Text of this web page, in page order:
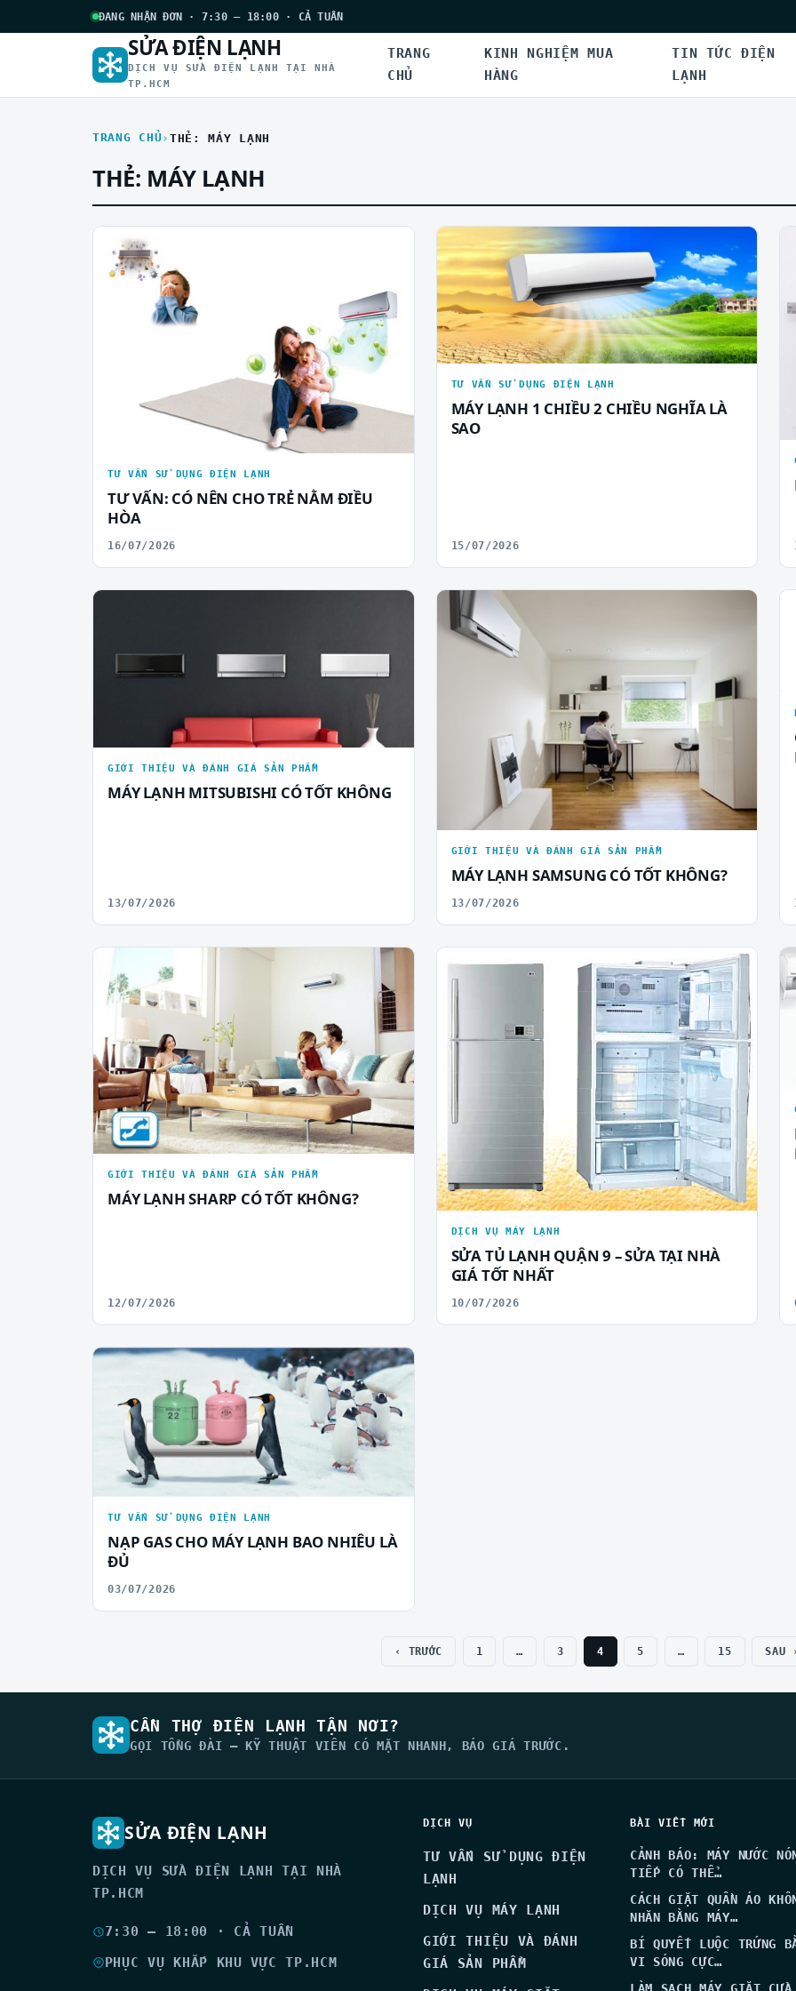
ĐANG NHẬN ĐƠN · 7:30 – 18:00 · CẢ TUẦN
SỬA ĐIỆN LẠNH
DỊCH VỤ SỬA ĐIỆN LẠNH TẠI NHÀ
TP.HCM
TRANG
CHỦ
KINH NGHIỆM MUA
HÀNG
TIN TỨC ĐIỆN
LẠNH
TRANG CHỦ THẺ: MÁY LẠNH
THẺ: MÁY LẠNH
TƯ VẤN SỬ DỤNG ĐIỆN LẠNH
TƯ VẤN: CÓ NÊN CHO TRẺ NẰM ĐIỀU
HÒA
16/07/2026
TƯ VẤN SỬ DỤNG ĐIỆN LẠNH
MÁY LẠNH 1 CHIỀU 2 CHIỀU NGHĨA LÀ
SAO
15/07/2026
GIỚI THIỆU VÀ ĐÁNH GIÁ SẢN PHẨM
MÁY LẠNH MITSUBISHI CÓ TỐT KHÔNG
13/07/2026
GIỚI THIỆU VÀ ĐÁNH GIÁ SẢN PHẨM
MÁY LẠNH SAMSUNG CÓ TỐT KHÔNG?
13/07/2026
GIỚI THIỆU VÀ ĐÁNH GIÁ SẢN PHẨM
MÁY LẠNH SHARP CÓ TỐT KHÔNG?
12/07/2026
DỊCH VỤ MÁY LẠNH
SỬA TỦ LẠNH QUẬN 9 – SỬA TẠI NHÀ
GIÁ TỐT NHẤT
10/07/2026
TƯ VẤN SỬ DỤNG ĐIỆN LẠNH
NẠP GAS CHO MÁY LẠNH BAO NHIÊU LÀ
ĐỦ
03/07/2026
‹ TRƯỚC 1 … 3 4 5 … 15 SAU
CẦN THỢ ĐIỆN LẠNH TẬN NƠI?
GỌI TỔNG ĐÀI — KỸ THUẬT VIÊN CÓ MẶT NHANH, BÁO GIÁ TRƯỚC.
SỬA ĐIỆN LẠNH
DỊCH VỤ SỬA ĐIỆN LẠNH TẠI NHÀ
TP.HCM
7:30 – 18:00 · CẢ TUẦN
PHỤC VỤ KHẮP KHU VỰC TP.HCM
DỊCH VỤ
TƯ VẤN SỬ DỤNG ĐIỆN
LẠNH
DỊCH VỤ MÁY LẠNH
GIỚI THIỆU VÀ ĐÁNH
GIÁ SẢN PHẨM
BÀI VIẾT MỚI
CẢNH BÁO: MÁY NƯỚC
TIẾP CÓ THỂ…
CÁCH GIẶT QUẦN ÁO
NHĂN BẰNG MÁY…
BÍ QUYẾT LUỘC TRỨNG
VI SÓNG CỰC…